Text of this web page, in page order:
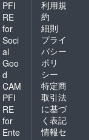
PFI
RE
for
Soci
al
Goo
d
CAM
PFI
RE
for
Ente
利用規
約
細則
プライ
バシー
ポリ
シー
特定商
取引法
に基づ
く表記
情報セ